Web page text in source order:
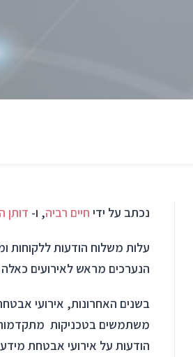
נכתב על ידי חיים רביה, ו- דותן
הנערכים מראש לאירועים
בשנים האחרונות, אירועי
משתמשים בטכניקות מתקדמות
הודעות על אירועי אבטחת